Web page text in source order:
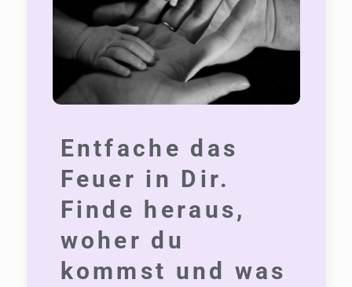
Entfache das
Feuer in Dir.
Finde heraus,
woher du
kommst und was